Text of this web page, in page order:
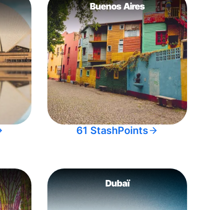
Buenos Aires
61 StashPoints
Dubaï